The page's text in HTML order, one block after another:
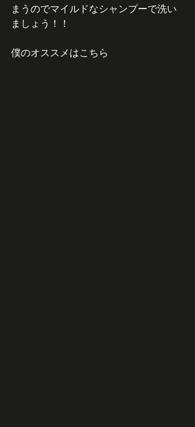
まうのでマイルドなシャンプーで洗い
ましょう！！
僕のオススメはこちら